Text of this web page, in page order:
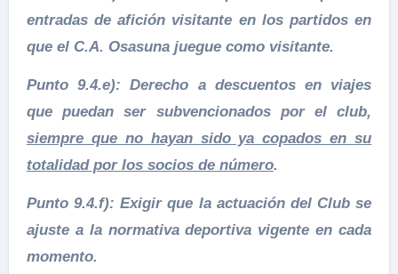
entradas de afición visitante en los partidos en
que el C.A. Osasuna juegue como visitante.
Punto 9.4.e): Derecho a descuentos en viajes
que puedan ser subvencionados por el club,
siempre que no hayan sido ya copados en su
totalidad por los socios de número.
Punto 9.4.f): Exigir que la actuación del Club se
ajuste a la normativa deportiva vigente en cada
momento.